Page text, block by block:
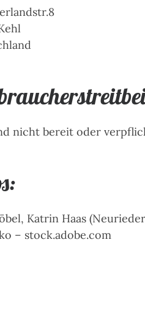
nicht bereit oder
Katrin Haas
– stock.adobe.com